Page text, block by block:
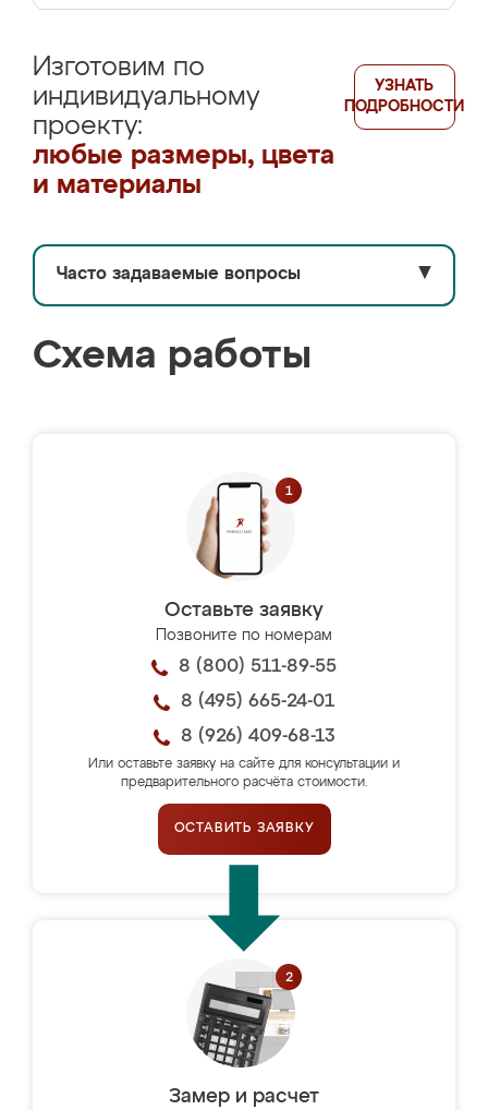
Изготовим по
индивидуальному
проекту:
любые размеры, цвета
и материалы
УЗНАТЬ
ПОДРОБНОСТИ
Часто задаваемые вопросы ▼
Схема работы
Оставьте заявку
Позвоните по номерам
8 (800) 511-89-55
8 (495) 665-24-01
8 (926) 409-68-13
Или оставьте заявку на сайте для консультации и
предварительного расчёта стоимости.
ОСТАВИТЬ ЗАЯВКУ
Замер и расчет